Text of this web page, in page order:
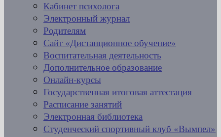
Кабинет психолога
Электронный журнал
Родителям
Сайт «Дистанционное обучение»
Воспитательная деятельность
Дополнительное образование
Онлайн-курсы
Государственная итоговая аттестация
Расписание занятий
Электронная библиотека
Студенческий спортивный клуб «Вымпел»